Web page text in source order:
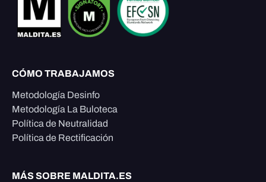
CÓMO TRABAJAMOS
Metodología Desinfo
Metodología La Buloteca
Política de Neutralidad
Política de Rectificación
MÁS SOBRE MALDITA.ES